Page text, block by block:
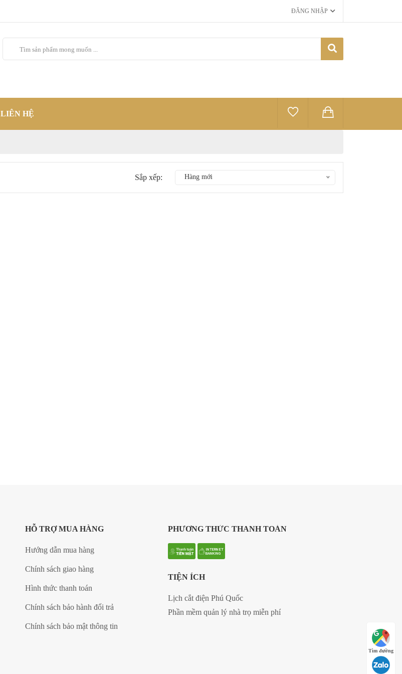
ĐĂNG NHẬP
LIÊN HỆ
Sắp xếp: Hàng mới
HỖ TRỢ MUA HÀNG
Hướng dẫn mua hàng
Chính sách giao hàng
Hình thức thanh toán
Chính sách bảo hành đổi trả
Chính sách bảo mật thông tin
PHƯƠNG THỨC THANH TOÁN
TIỆN ÍCH
Lịch cắt điện Phú Quốc
Phần mềm quản lý nhà trọ miễn phí
Tìm đường